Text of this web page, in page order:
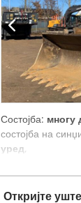
Состојба: многу
состојба на
уред,
Откријте